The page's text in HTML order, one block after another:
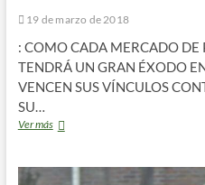
19 de marzo de 2018
: COMO CADA MERCADO DE
TENDRÁ UN GRAN ÉXODO
VENCEN SUS VÍNCULOS
SU…
Ver más::